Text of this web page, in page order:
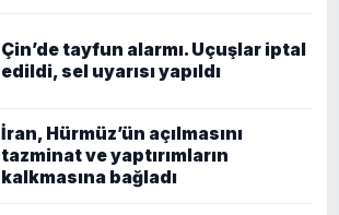
Çin’de tayfun alarmı. Uçuşlar iptal
edildi, sel uyarısı yapıldı
İran, Hürmüz’ün açılmasını
tazminat ve yaptırımların
kalkmasına bağladı